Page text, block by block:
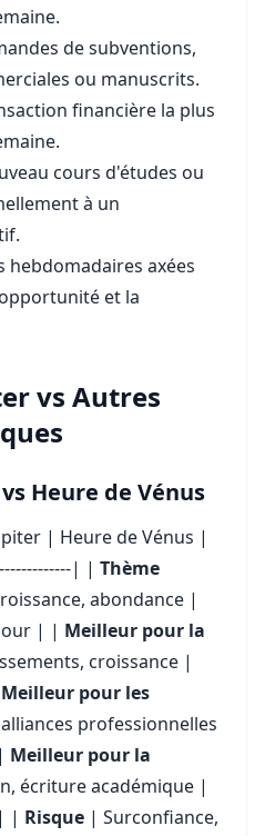
de subventions,
ou manuscrits.
financière la plus
cours d'études ou
à un
hebdomadaires axées
et la
vs Autres
Heure de Vénus
| Heure de Vénus |
| | Thème
abondance |
| | Meilleur pour la
croissance |
Meilleur pour les
professionnelles
Meilleur pour la
écriture académique |
| Risque | Surconfiance,